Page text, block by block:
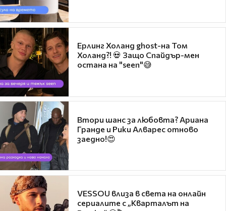
Ерлинг Холанд ghost-на Том
Холанд?! 💀 Защо Спайдър-мен
остана на "seen"😅
Втори шанс за любовта? Ариана
Гранде и Рики Алварес отново
заедно!😍
VESSOU влиза в света на онлайн
сериалите с „Кварталът на